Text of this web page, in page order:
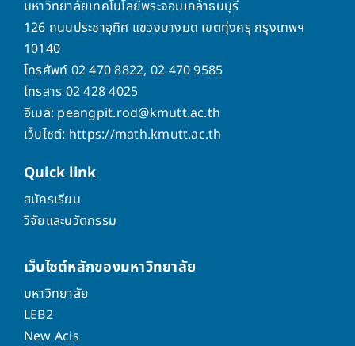
มหาวิทยาลัยเทคโนโลยีพระจอมเกล้าธนบุรี
126 ถนนประชาอุทิศ แขวงบางมด เขตทุ่งครุ กรุงเทพฯ
10140
โทรศัพท์ 02 470 8822, 02 470 9585
โทรสาร 02 428 4025
อีเมล์: peangpit.rod@kmutt.ac.th
เว็บไซต์: https://math.kmutt.ac.th
Quick link
สมัครเรียน
วิจัยและนวัตกรรม
เว็บไซต์หลักของมหาวิทยาลัย
มหาวิทยาลัย
LEB2
New Acis